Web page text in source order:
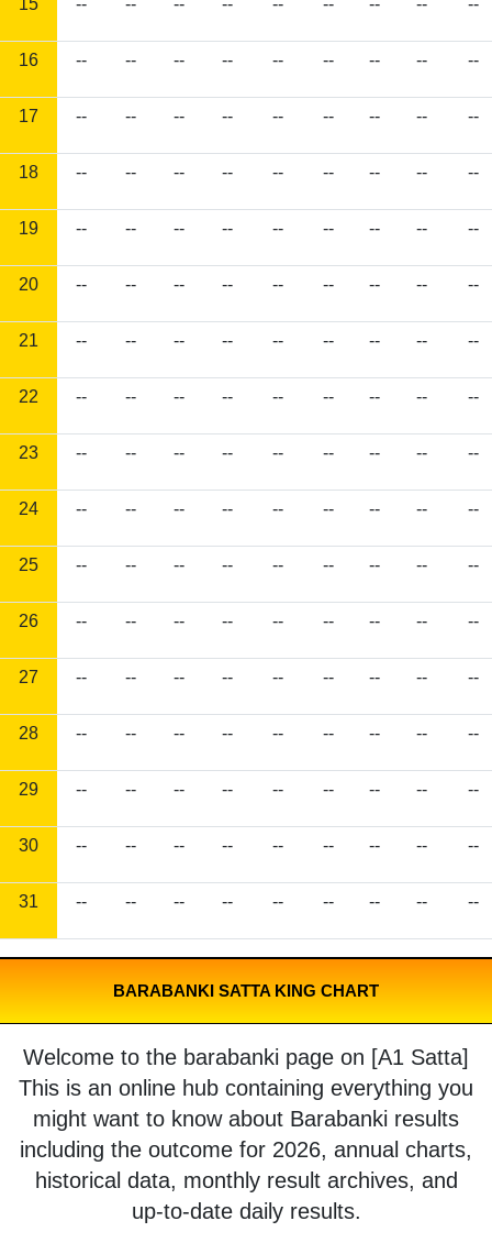
15 -- -- -- -- -- -- -- -- --
16 -- -- -- -- -- -- -- -- --
17 -- -- -- -- -- -- -- -- --
18 -- -- -- -- -- -- -- -- --
19 -- -- -- -- -- -- -- -- --
20 -- -- -- -- -- -- -- -- --
21 -- -- -- -- -- -- -- -- --
22 -- -- -- -- -- -- -- -- --
23 -- -- -- -- -- -- -- -- --
24 -- -- -- -- -- -- -- -- --
25 -- -- -- -- -- -- -- -- --
26 -- -- -- -- -- -- -- -- --
27 -- -- -- -- -- -- -- -- --
28 -- -- -- -- -- -- -- -- --
29 -- -- -- -- -- -- -- -- --
30 -- -- -- -- -- -- -- -- --
31 -- -- -- -- -- -- -- -- --
BARABANKI SATTA KING CHART
Welcome to the barabanki page on [A1 Satta]
This is an online hub containing everything you
might want to know about Barabanki results
including the outcome for 2026, annual charts,
historical data, monthly result archives, and
up-to-date daily results.